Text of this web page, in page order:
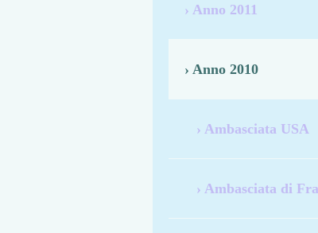
Anno 2011
Anno 2010
Ambasciata USA
Ambasciata di